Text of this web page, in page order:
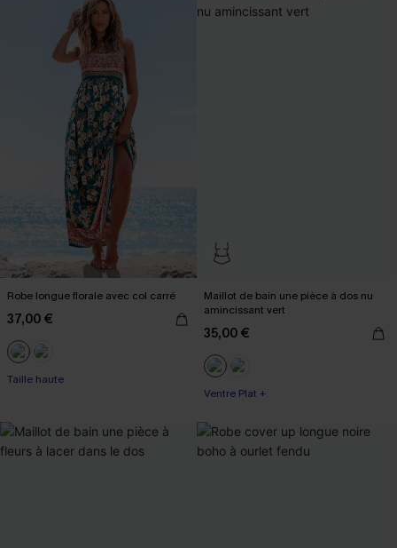
Robe longue florale avec col carré
37,00 €
Taille haute
Maillot de bain une pièce à dos nu
amincissant vert
35,00 €
Ventre Plat +